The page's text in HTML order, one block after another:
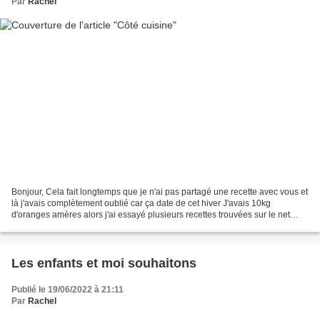
Bonjour, Cela fait longtemps que je n'ai pas partagé une recette avec vous et
là j'avais complètement oublié car ça date de cet hiver J'avais 10kg
d'oranges amères alors j'ai essayé plusieurs recettes trouvées sur le net
Les enfants et moi souhaitons
Publié le 19/06/2022 à 21:11
Par Rachel